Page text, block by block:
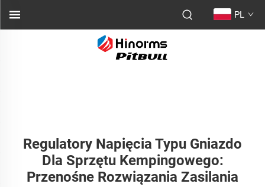
PL
Regulatory Napięcia Typu Gniazdo
Dla Sprzętu Kempingowego:
Przenośne Rozwiązania Zasilania